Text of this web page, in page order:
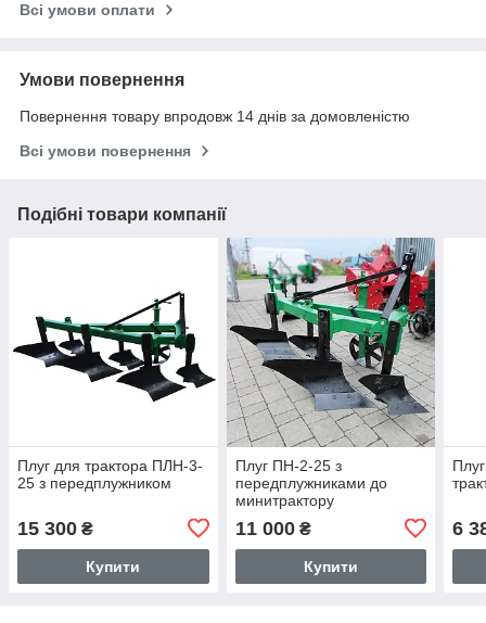
Всі умови оплати
Умови повернення
Повернення товару впродовж 14 днів за домовленістю
Всі умови повернення
Подібні товари компанії
Плуг для трактора ПЛН-3-
25 з передплужником
15 300 ₴
Купити
Плуг ПН-2-25 з
передплужниками до
минитрактору
11 000₴
Купити
6